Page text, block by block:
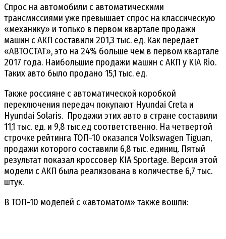
Спрос на автомобили с автоматическими
трансмиссиями уже превышает спрос на классическую
«механику» и только в первом квартале продажи
машин с АКП составили 201,3 тыс. ед. Как передает
«АВТОСТАТ», это на 24% больше чем в первом квартале
2017 года. Наибольшие продажи машин с АКП у KIA Rio.
Таких авто было продано 15,1 тыс. ед.
Также россияне с автоматической коробкой
переключения передач покупают Hyundai Creta и
Hyundai Solaris. Продажи этих авто в стране составили
11,1 тыс. ед. и 9,8 тыс.ед соответственно. На четвертой
строчке рейтинга ТОП-10 оказался Volkswagen Tiguan,
продажи которого составили 6,8 тыс. единиц. Пятый
результат показал кроссовер KIA Sportage. Версия этой
модели с АКП была реализована в количестве 6,7 тыс.
штук.
В ТОП-10 моделей с «автоматом» также вошли: